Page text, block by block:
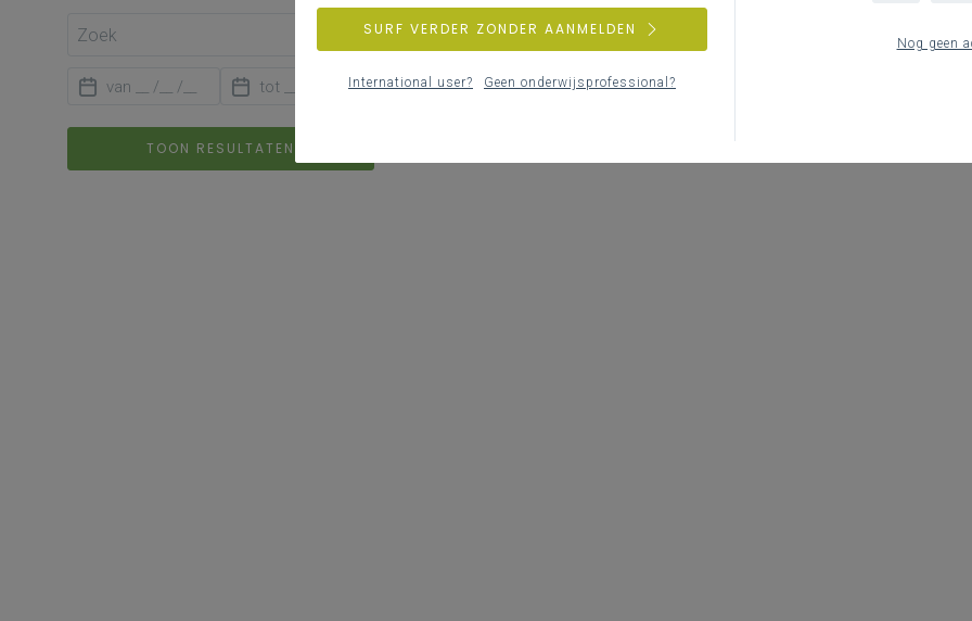
TOON RESULTATEN
Nog geen
SURF VERDER ZONDER AANMELDEN
International user? Geen onderwijsprofessional?